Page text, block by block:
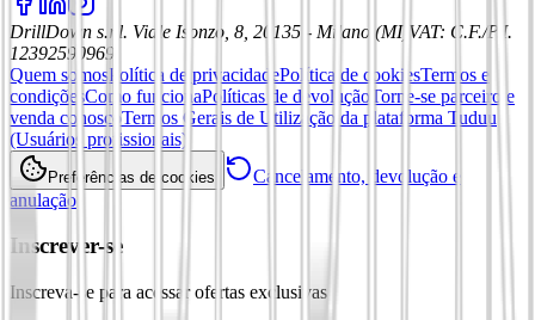
DrillDown s.r.l. Viale Isonzo, 8, 20135 - Milano (MI) VAT: C.F./P.I.
12392590969
Quem somosPolítica de privacidadePolítica de cookiesTermos e
condiçõesComo funcionaPolíticas de devolução Torne-se parceiro e
venda conoscoTermos Gerais de Utilização da plataforma Tuduu
(Usuários profissionais)
Preferências de cookies
Cancelamento, devolução e
anulação
Inscrever-se
Inscreva-se para acessar ofertas exclusivas